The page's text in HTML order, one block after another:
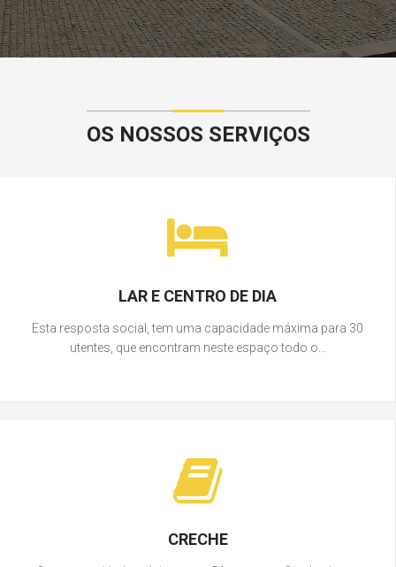
OS NOSSOS SERVIÇOS
LAR E CENTRO DE DIA
Esta resposta social, tem uma capacidade máxima para 30
utentes, que encontram neste espaço todo o...
CRECHE